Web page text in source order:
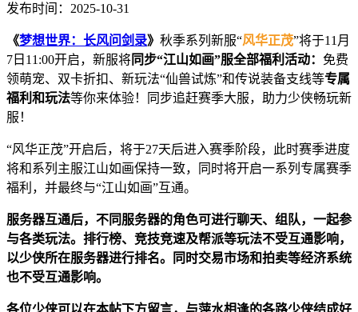
发布时间：2025-10-31
《梦想世界：长风问剑录》 秋季系列新服“风华正茂”将于11月
7日11:00开启，新服将同步“江山如画”服全部福利 活动： 免费
领萌宠、双卡折扣、新玩法“仙兽试炼”和传说装备支线等专属
福利和玩法等你来体验！同步追赶赛季大服，助力少侠畅玩新
服！
“风华正茂”开启后，将于27天后进入赛季阶段，此时赛季进度
将和系列主服江山如画保持一致，同时将开启一系列专属赛季
福利，并最终与“江山如画”互通。
服务器互通后，不同服务器的角色可进行聊天、组队，一起参
与各类玩法。排行榜、竞技竞速及帮派等玩法不受互通影响，
以少侠所在服务器进行排名。同时交易市场和拍卖等经济系统
也不受互通影响。
各位少侠可以在本帖下方留言，与萍水相逢的各路少侠结成好